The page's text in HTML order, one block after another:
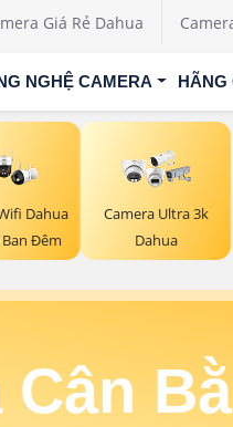
Giá Rẻ Dahua
NGHỆ CAMERA HÃNG
Dahua
Đêm
Camera Ultra 3k
Dahua
Cân